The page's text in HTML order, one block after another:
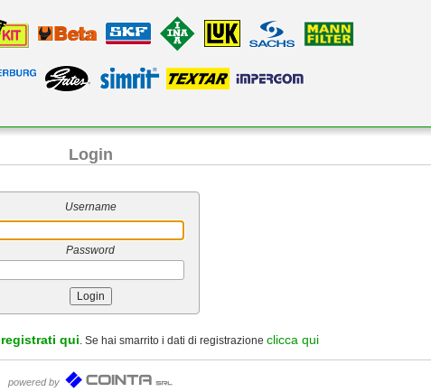
Login
Username
Password
registrati qui. Se hai smarrito i dati di registrazione clicca qui
powered by